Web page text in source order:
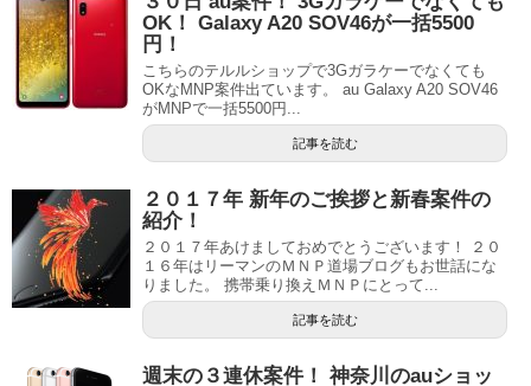
OK！ Galaxy A20 SOV46が一括5500
円！
こちらのテルルショップで3Gガラケーでなくても
OKなMNP案件出ています。 au Galaxy A20 SOV46
がMNPで一括5500円...
記事を読む
２０１７年 新年のご挨拶と新春案件の
紹介！
２０１７年あけましておめでとうございます！ ２０
１６年はリーマンのＭＮＰ道場ブログもお世話にな
りました。 携帯乗り換えＭＮＰにとって...
記事を読む
週末の３連休案件！ 神奈川のauショッ